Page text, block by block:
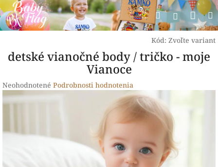
Prejsť
na
obsah
Hľadať
Kód: Zvoľte variant
detské vianočné body / tričko - moje
Vianoce
Priemerné
hodnotenie
produktu
z
Neohodnotené Podrobnosti hodnotenia